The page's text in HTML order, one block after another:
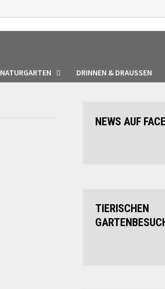
NATURGARTEN DRINNEN & DRAUSSEN
NEWS AUF
TIERISCHEN